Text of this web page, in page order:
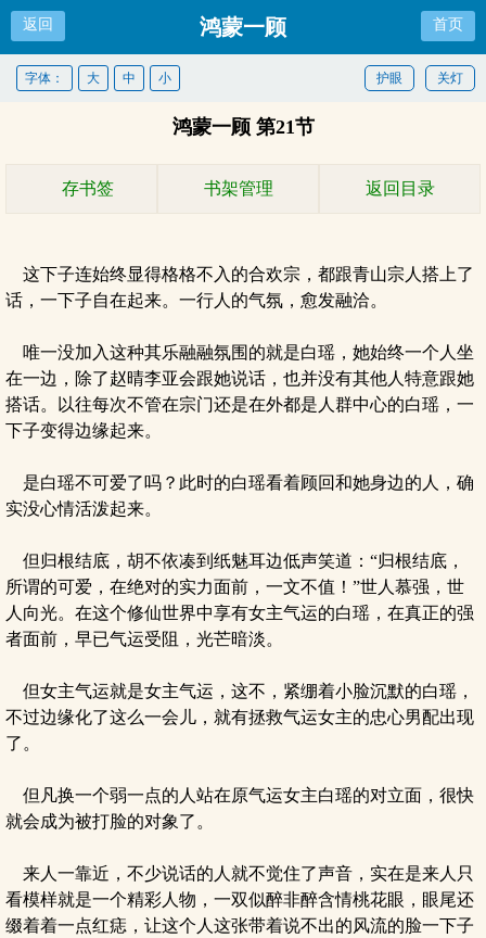
返回 鸿蒙一顾 首页
关灯
护眼
字体： 大 中 小
鸿蒙一顾 第21节
存书签 书架管理 返回目录
这下子连始终显得格格不入的合欢宗，都跟青山宗人搭上了
话，一下子自在起来。一行人的气氛，愈发融洽。
唯一没加入这种其乐融融氛围的就是白瑶，她始终一个人坐
在一边，除了赵晴李亚会跟她说话，也并没有其他人特意跟她
搭话。以往每次不管在宗门还是在外都是人群中心的白瑶，一
下子变得边缘起来。
是白瑶不可爱了吗？此时的白瑶看着顾回和她身边的人，确
实没心情活泼起来。
但归根结底，胡不依凑到纸魅耳边低声笑道：“归根结底，
所谓的可爱，在绝对的实力面前，一文不值！”世人慕强，世
人向光。在这个修仙世界中享有女主气运的白瑶，在真正的强
者面前，早已气运受阻，光芒暗淡。
但女主气运就是女主气运，这不，紧绷着小脸沉默的白瑶，
不过边缘化了这么一会儿，就有拯救气运女主的忠心男配出现
了。
但凡换一个弱一点的人站在原气运女主白瑶的对立面，很快
就会成为被打脸的对象了。
来人一靠近，不少说话的人就不觉住了声音，实在是来人只
看模样就是一个精彩人物，一双似醉非醉含情桃花眼，眼尾还
缀着着一点红痣，让这个人这张带着说不出的风流的脸一下子